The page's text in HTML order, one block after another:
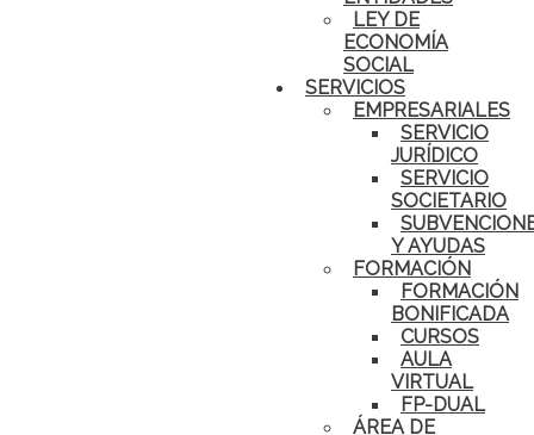
LEY DE
ECONOMÍA
SOCIAL
SERVICIOS
EMPRESARIALES
SERVICIO
JURÍDICO
SERVICIO
SOCIETARIO
Y AYUDAS
FORMACIÓN
FORMACIÓN
BONIFICADA
CURSOS
AULA
VIRTUAL
FP-DUAL
ÁREA DE